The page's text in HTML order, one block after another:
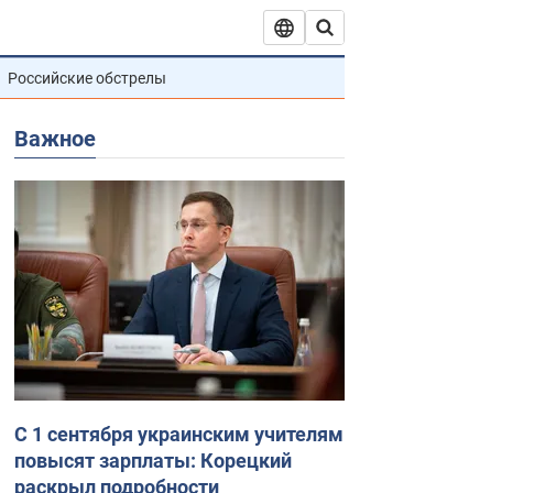
Российские обстрелы
Важное
С 1 сентября украинским учителям
повысят зарплаты: Корецкий
раскрыл подробности